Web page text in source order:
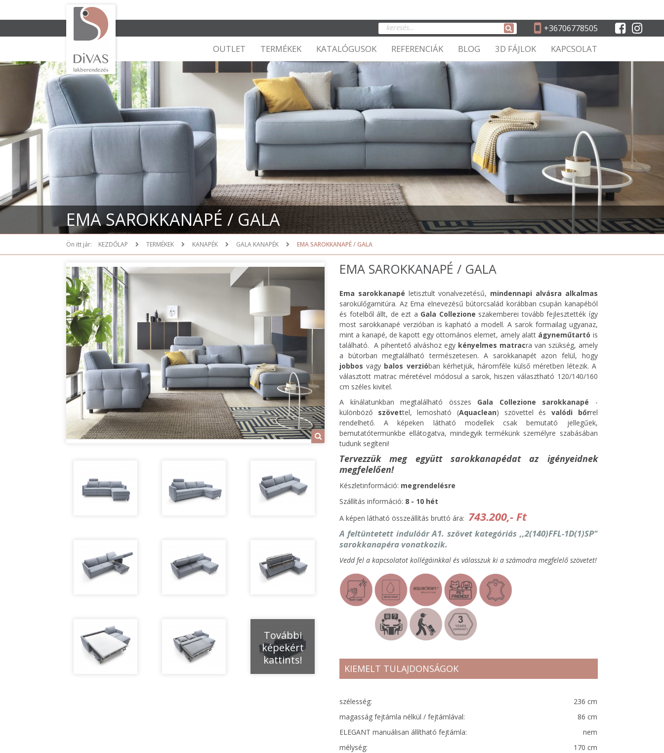
+36706778505
OUTLET TERMÉKEK KATALÓGUSOK REFERENCIÁK BLOG 3D FÁJLOK KAPCSOLAT
EMA SAROKKANAPÉ / GALA
Ön itt jár: KEZDŐLAP TERMÉKEK KANAPÉK GALA KANAPÉK EMA SAROKKANAPÉ / GALA
EMA SAROKKANAPÉ / GALA
Ema sarokkanapé letisztult vonalvezetésű, mindennapi alvásra alkalmas
sarokülőgarnitúra. Az Ema elnevezésű bútorcsalád korábban csupán kanapéból
és fotelből állt, de ezt a Gala Collezione szakemberei tovább fejlesztették így
most sarokkanapé verzióban is kapható a modell. A sarok formailag ugyanaz,
mint a kanapé, de kapott egy ottomános elemet, amely alatt ágyneműtartó is
található. A pihentető alváshoz egy kényelmes matracra van szükség, amely
a bútorban megtalálható természetesen. A sarokkanapét azon felül, hogy
jobbosvagy balos verzióban kérhetjük, háromféle külső méretben létezik. A
választott matrac méretével módosul a sarok, hiszen választható 120/140/160
cm széles kivitel.
A kínálatunkban megtalálható összes Gala Collezione sarokkanapé -
különböző szövettel, lemosható (Aquaclean) szövettel és valódi bőrrel
rendelhető. A képeken látható modellek csak bemutató jellegűek,
bemutatótermünkbe ellátogatva, mindegyik termékünk személyre szabásában
tudunk segíteni!
Tervezzük meg együtt sarokkanapédat az igényeidnek
megfelelően!
Készletinformáció: megrendelésre
Szállítás információ: 8 - 10 hét
A képen látható összeállítás bruttó ára: 743.200,- Ft
A feltüntetett indulóár A1. szövet kategóriás ,,2(140)FFL-1D(1)SP"
sarokkanapéra vonatkozik.
Vedd fel a kapcsolatot kollégáinkkal és válasszuk ki a számodra megfelelő szövetet!
KIEMELT TULAJDONSÁGOK
szélesség:
236 cm
magasság fejtámla nélkül / fejtámlával:
86 cm
ELEGANT manuálisan állítható fejtámla:
nem
mélység:
170 cm